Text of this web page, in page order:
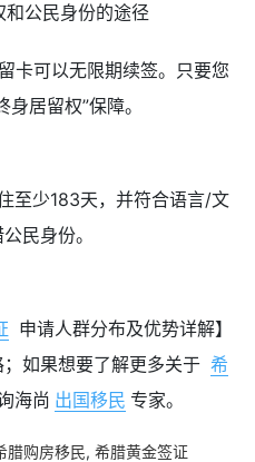
和公民身份的途径
卡可以无限期续签。只要您
居留权”保障。
至少183天，并符合语言/文
民身份。
申请人群分布及优势详解】
如果想要了解更多关于 希
海尚 出国移民 专家。
腊购房移民, 希腊黄金签证